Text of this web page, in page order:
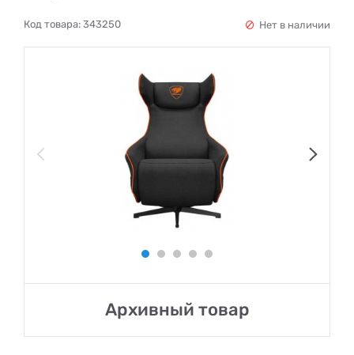
Код товара: 343250 Нет в наличии
Архивный товар